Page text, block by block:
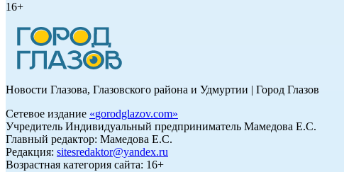
16+
Новости Глазова, Глазовского района и Удмуртии | Город Глазов
Сетевое издание «gorodglazov.com»
Учредитель Индивидуальный предприниматель Мамедова Е.С.
Главный редактор: Мамедова Е.С.
Редакция: sitesredaktor@yandex.ru
Возрастная категория сайта: 16+